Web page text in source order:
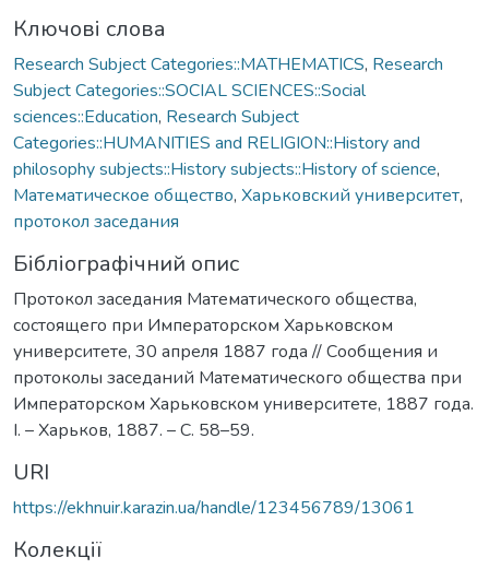
Ключові слова
Research Subject Categories::MATHEMATICS, Research
Subject Categories::SOCIAL SCIENCES::Social
sciences::Education, Research Subject
Categories::HUMANITIES and RELIGION::History and
philosophy subjects::History subjects::History of science,
Математическое общество, Харьковский университет,
протокол заседания
Бібліографічний опис
Протокол заседания Математического общества,
состоящего при Императорском Харьковском
университете, 30 апреля 1887 года // Сообщения и
протоколы заседаний Математического общества при
Императорском Харьковском университете, 1887 года.
І. – Харьков, 1887. – С. 58–59.
URI
https://ekhnuir.karazin.ua/handle/123456789/13061
Колекції